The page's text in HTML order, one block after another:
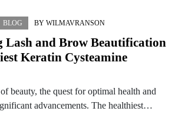
BLOG BY WILMAVRANSON
Lash and Brow Beautification
Keratin Cysteamine
beauty, the quest for optimal health and
advancements. The healthiest…